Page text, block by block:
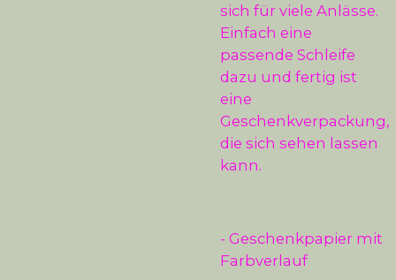
sich für viele Anlässe.
Einfach eine
passende Schleife
dazu und fertig ist
eine
Geschenkverpackung,
die sich sehen lassen
kann.
- Geschenkpapier mit
Farbverlauf